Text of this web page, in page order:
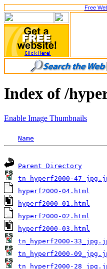
Free
Index of /
Enable Image Thumbnails
Name
Parent Directory
tn_hyperf2000-
hyperf2000-04.html
hyperf2000-01.html
hyperf2000-02.html
hyperf2000-03.html
tn_hyperf2000-
tn_hyperf2000-
tn_hyperf2000-